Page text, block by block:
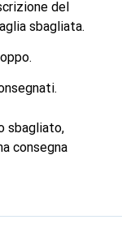
del
sbagliata.
sbagliato,
consegna